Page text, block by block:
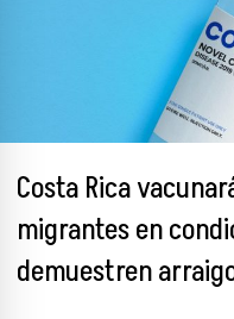
Costa Rica
migrantes en
demuestren